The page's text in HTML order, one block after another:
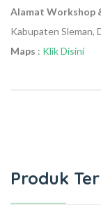
Alamat Workshop
Kabupaten Sleman,
Maps : Klik Disini
Produk